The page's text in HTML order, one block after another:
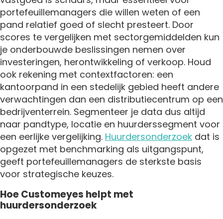
portefeuillemanagers die willen weten of een
pand relatief goed of slecht presteert. Door
scores te vergelijken met sectorgemiddelden kun
je onderbouwde beslissingen nemen over
investeringen, herontwikkeling of verkoop. Houd
ook rekening met contextfactoren: een
kantoorpand in een stedelijk gebied heeft andere
verwachtingen dan een distributiecentrum op een
bedrijventerrein. Segmenteer je data dus altijd
naar pandtype, locatie en huurderssegment voor
een eerlijke vergelijking. Huurdersonderzoek dat is
opgezet met benchmarking als uitgangspunt,
geeft portefeuillemanagers de sterkste basis
voor strategische keuzes.
Hoe Customeyes helpt met
huurdersonderzoek